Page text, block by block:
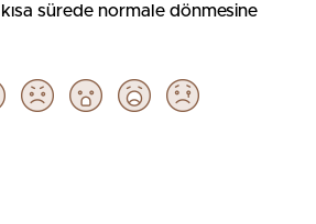
sürede normale dönmesine